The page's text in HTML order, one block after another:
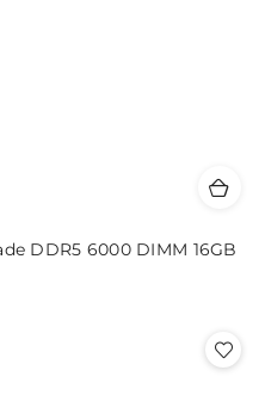
DDR5 6000 DIMM 16GB